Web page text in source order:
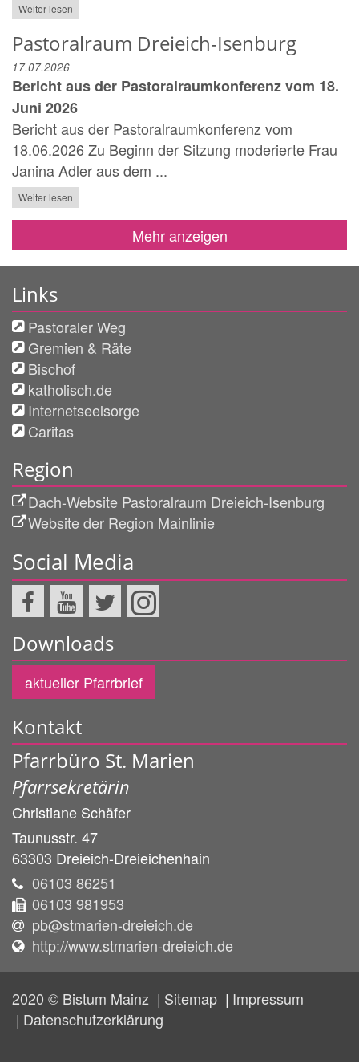
Weiter lesen
Pastoralraum Dreieich-Isenburg
17.07.2026
Bericht aus der Pastoralraumkonferenz vom 18.
Juni 2026
Bericht aus der Pastoralraumkonferenz vom
18.06.2026 Zu Beginn der Sitzung moderierte Frau
Janina Adler aus dem ...
Weiter lesen
Mehr anzeigen
Links
Pastoraler Weg
Gremien & Räte
Bischof
katholisch.de
Internetseelsorge
Caritas
Region
Dach-Website Pastoralraum Dreieich-Isenburg
Website der Region Mainlinie
Social Media
Downloads
aktueller Pfarrbrief
Kontakt
Pfarrbüro St. Marien
Pfarrsekretärin
Christiane Schäfer
Taunusstr. 47
63303 Dreieich-Dreieichenhain
06103 86251
06103 981953
pb@stmarien-dreieich.de
http://www.stmarien-dreieich.de
2020 © Bistum Mainz Sitemap
Impressum
Datenschutzerklärung